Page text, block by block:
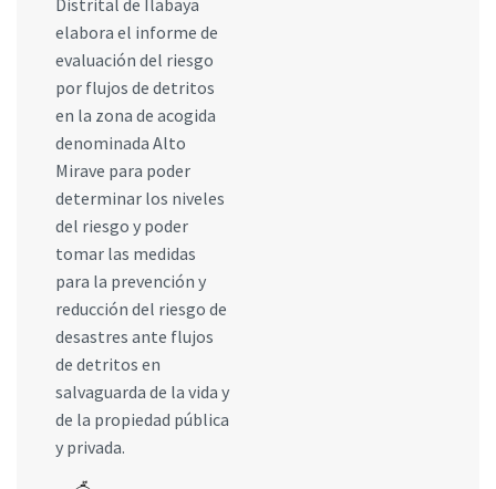
elabora el informe de
evaluación del riesgo
por flujos de detritos
en la zona de acogida
denominada Alto
Mirave para poder
determinar los niveles
del riesgo y poder
tomar las medidas
para la prevención y
reducción del riesgo de
desastres ante flujos
de detritos en
salvaguarda de la vida y
de la propiedad pública
y privada.